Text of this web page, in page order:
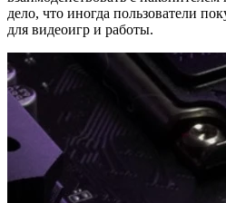
дело, что иногда пользователи
для видеоигр и работы.